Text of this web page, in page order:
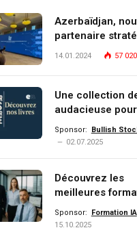
Azerbaïdjan,
partenaire
de l’Union
14.01.2024 57 020
Une collection
audacieuse
et ceux qui
comprendre,
Sponsor:
Bullish
02.07.2025
Découvrez les
meilleures
Data, IA,
et investissement
Sponsor:
Formation IA
15.10.2025